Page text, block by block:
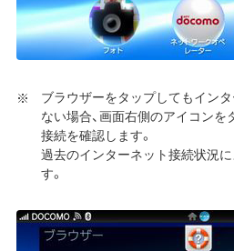
ブラウザーをタップしてもイン
ない場合、画面右側のアイコンを
接続を確認します。
過去のインターネット接続状況
す。